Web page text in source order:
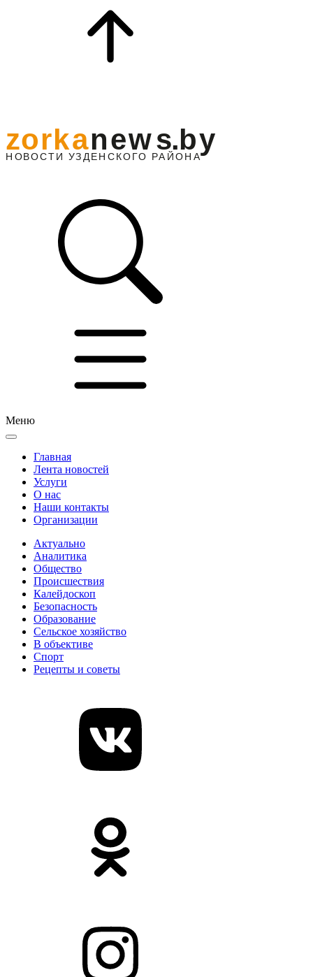
Меню
Главная
Лента новостей
Услуги
О нас
Наши контакты
Организации
Актуально
Аналитика
Общество
Происшествия
Калейдоскоп
Безопасность
Образование
Сельское хозяйство
В объективе
Спорт
Рецепты и советы